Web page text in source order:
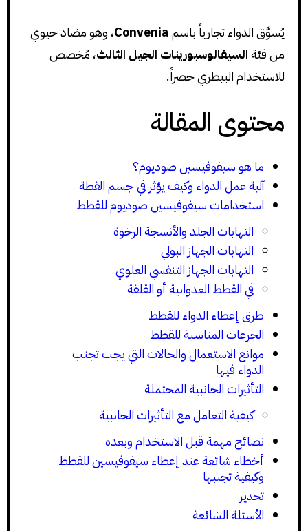
يُسوَّق الدواء تجارياً باسمConvenia، وهو مضاد حيوي
من فئةالسيفالوسبورينات الجيل الثالث، مُخصص
للاستخدام البيطري حصراً.
محتوى المقالة
ما هو سيفوفيسين صوديوم؟
آلية عمل الدواء وكيف يؤثر في جسم القطة
استخدامات سيفوفيسين صوديوم للقطط
التهابات الجلد والأنسجة الرخوة
التهابات الجهاز البولي
التهابات الجهاز التنفسي العلوي
في القطط العدوانية أو القلقة
طرق إعطاء الدواء للقطط
الجرعات المناسبة للقطط
موانع الاستعمال والحالات التي يجب تجنب
الدواء فيها
التأثيرات الجانبية المحتملة
كيفية التعامل مع التأثيرات الجانبية
نصائح مهمة قبل الاستخدام وبعده
أخطاء شائعة عند إعطاء سيفوفيسين للقطط
وكيفية تجنبها
تحذير
الأسئلة الشائعة